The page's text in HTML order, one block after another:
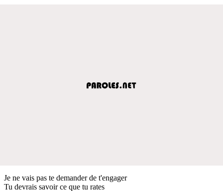
Je ne vais pas te demander de t'engager
Tu devrais savoir ce que tu rates